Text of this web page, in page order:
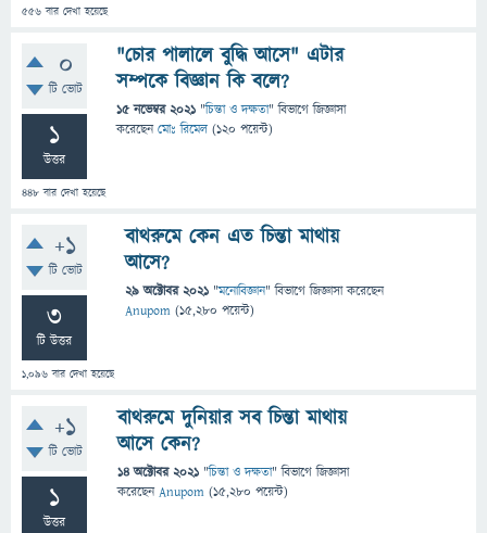
556 বার দেখা হয়েছে
0
টি ভোট
1
উত্তর
448 বার দেখা হয়েছে
"চোর পালালে বুদ্ধি আসে" এটার
সম্পকে বিজ্ঞান কি বলে?
15 নভেম্বর 2021 "চিন্তা ও দক্ষতা" বিভাগে জিজ্ঞাসা
করেছেনমোঃ রিমেল (120 পয়েন্ট)
+1
টি ভোট
3
টি উত্তর
1,096 বার দেখা হয়েছে
বাথরুমে কেন এত চিন্তা মাথায়
আসে?
29 অক্টোবর 2021 "মনোবিজ্ঞান" বিভাগে জিজ্ঞাসাকরেছেন
Anupom (15,280 পয়েন্ট)
+1
টি ভোট
1
উত্তর
বাথরুমে দুনিয়ার সব চিন্তা মাথায়
আসে কেন?
14 অক্টোবর 2021 "চিন্তা ও দক্ষতা" বিভাগে জিজ্ঞাসা
করেছেনAnupom (15,280 পয়েন্ট)